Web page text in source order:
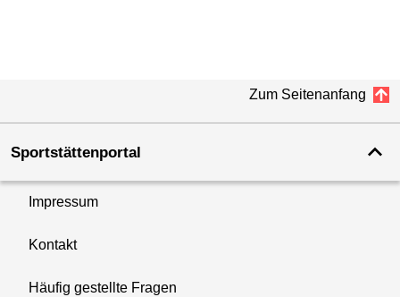
Zum Seitenanfang
Sportstättenportal
Impressum
Kontakt
Häufig gestellte Fragen